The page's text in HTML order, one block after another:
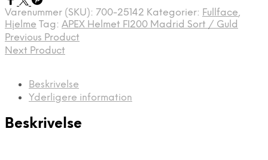
Sort
/
Guld
antal
Varenummer (SKU): 700-25142 Kategorier: Fullface,
Hjelme Tag: APEX Helmet FI200 Madrid Sort / Guld
Previous Product
Next Product
Beskrivelse
Yderligere information
Beskrivelse